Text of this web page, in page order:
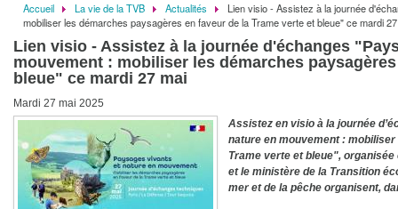
Fil
d'Ariane
Accueil La vie de la TVB Actualités
Lien visio - Assistez à la journée
mobiliser les démarches paysagères en faveur de la Trame verte et bleue" ce mardi
Lien visio - Assistez à la journée d'échanges
mouvement : mobiliser les démarches
bleue" ce mardi 27 mai
Mardi 27 mai 2025
Assistez en visio à la journée
nature en mouvement :
Trame verte et bleue", organisée
et le ministère de la Transition
mer et de la pêche organisent,